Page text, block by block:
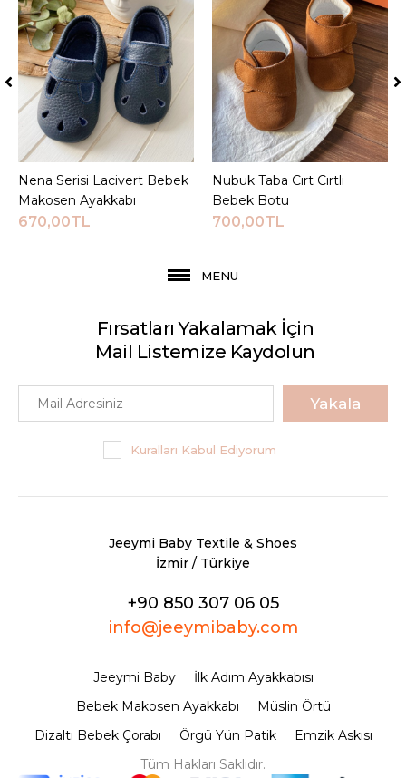
Sepete Ekle
Nena Serisi Lacivert Bebek
Makosen Ayakkabı
670,00TL
Sepete Ekle
Nubuk Taba Cırt Cırtlı
Bebek Botu
700,00TL
MENU
Fırsatları Yakalamak İçin
Mail Listemize Kaydolun
Yakala
Kuralları Kabul Ediyorum
Jeeymi Baby Textile & Shoes
İzmir / Türkiye
+90 850 307 06 05
info@jeeymibaby.com
Jeeymi Baby
İlk Adım Ayakkabısı
Bebek Makosen Ayakkabı
Müslin Örtü
Dizaltı Bebek Çorabı
Örgü Yün Patik
Emzik Askısı
Tüm Hakları Saklıdır.